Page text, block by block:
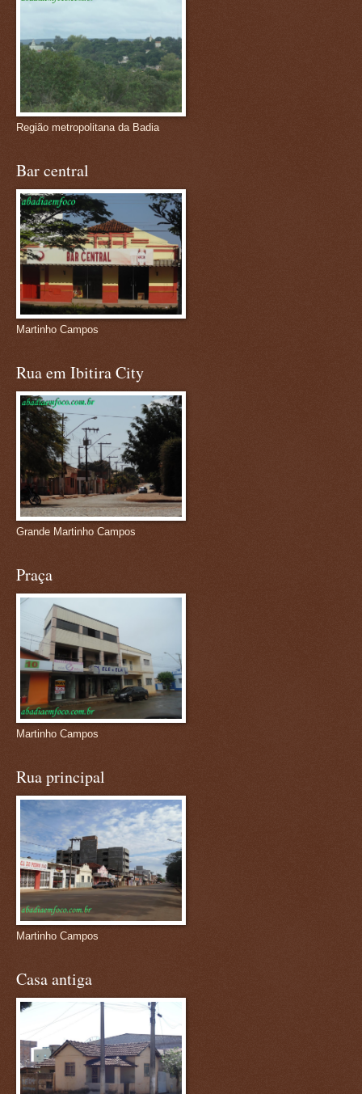
Região metropolitana da Badia
Bar central
Martinho Campos
Rua em Ibitira City
Grande Martinho Campos
Praça
Martinho Campos
Rua principal
Martinho Campos
Casa antiga